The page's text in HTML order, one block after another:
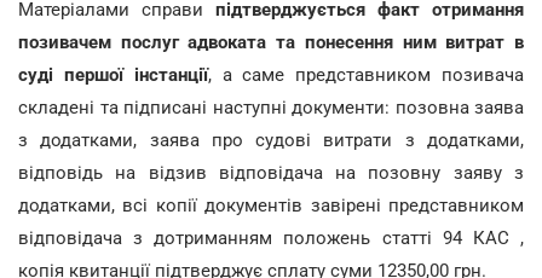
Матеріалами справи підтверджується факт отримання
позивачем послуг адвоката та понесення ним витрат в
суді першої інстанції, а саме представником позивача
складені та підписані наступні документи: позовна заява
з додатками, заява про судові витрати з додатками,
відповідь на відзив відповідача на позовну заяву з
додатками, всі копії документів завірені представником
відповідача з дотриманням положень статті 94 КАС ,
копія квитанції підтверджує сплату суми 12350,00 грн.